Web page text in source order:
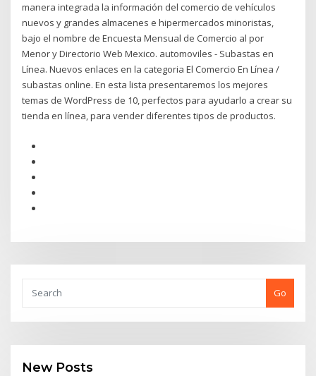
manera integrada la información del comercio de vehículos
nuevos y grandes almacenes e hipermercados minoristas,
bajo el nombre de Encuesta Mensual de Comercio al por
Menor y Directorio Web Mexico. automoviles - Subastas en
Línea. Nuevos enlaces en la categoria El Comercio En Línea /
subastas online. En esta lista presentaremos los mejores
temas de WordPress de 10, perfectos para ayudarlo a crear su
tienda en línea, para vender diferentes tipos de productos.
Go
New Posts